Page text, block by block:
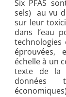
Six PFAS
sels) au vu
sur leur
dans l’eau
éprouvées,
échelle à un
texte de la
données